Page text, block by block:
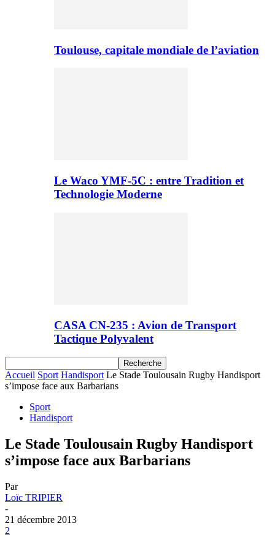
Toulouse, capitale mondiale de l’aviation
Le Waco YMF-5C : entre Tradition et
Technologie Moderne
CASA CN-235 : Avion de Transport
Tactique Polyvalent
Accueil Sport Handisport Le Stade Toulousain Rugby Handisport
s’impose face aux Barbarians
Sport
Handisport
Le Stade Toulousain Rugby Handisport
s’impose face aux Barbarians
Par
Loïc TRIPIER
-
21 décembre 2013
2